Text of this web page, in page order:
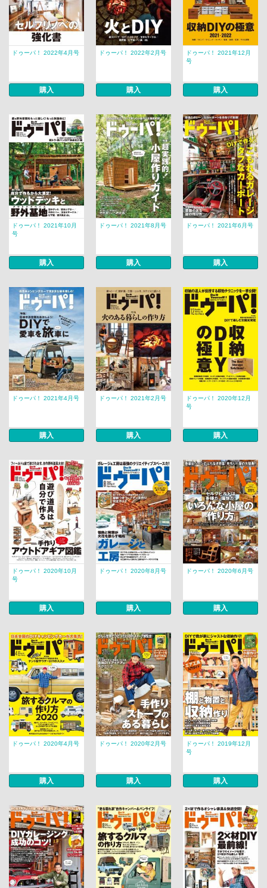
ドゥーパ！ 2022年4月号
購入
ドゥーパ！ 2022年2月号
購入
ドゥーパ！ 2021年12月
号
購入
ドゥーパ！ 2021年10月
号
購入
ドゥーパ！ 2021年8月号
購入
ドゥーパ！ 2021年6月号
購入
ドゥーパ！ 2021年4月号
購入
ドゥーパ！ 2021年2月号
購入
ドゥーパ！ 2020年12月
号
購入
ドゥーパ！ 2020年10月
号
購入
ドゥーパ！ 2020年8月号
購入
ドゥーパ！ 2020年6月号
購入
ドゥーパ！ 2020年4月号
購入
ドゥーパ！ 2020年2月号
購入
ドゥーパ！ 2019年12月
号
購入